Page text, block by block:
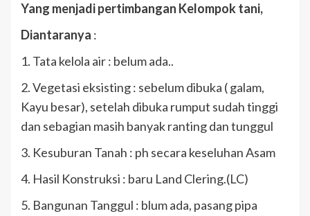
Yang menjadi pertimbangan Kelompok tani,
Diantaranya :
1. Tata kelola air : belum ada..
2. ⁠Vegetasi eksisting : sebelum dibuka ( galam,
Kayu besar), setelah dibuka rumput sudah tinggi
dan sebagian masih banyak ranting dan tunggul
3. ⁠Kesuburan Tanah : ph secara keseluhan Asam
4. ⁠Hasil Konstruksi : baru Land Clering.(LC)
5. ⁠Bangunan Tanggul : blum ada, pasang pipa